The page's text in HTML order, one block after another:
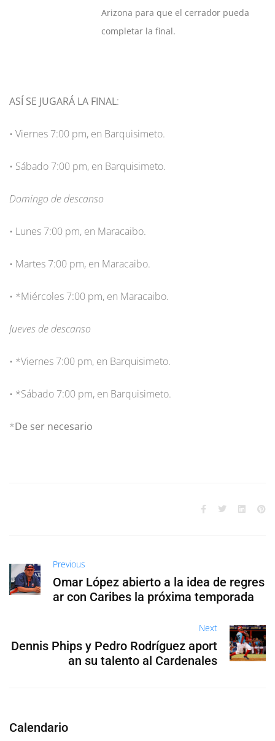
Arizona para que el cerrador pueda
completar la final.
ASÍ SE JUGARÁ LA FINAL:
• Viernes 7:00 pm, en Barquisimeto.
• Sábado 7:00 pm, en Barquisimeto.
Domingo de descanso
• Lunes 7:00 pm, en Maracaibo.
• Martes 7:00 pm, en Maracaibo.
• *Miércoles 7:00 pm, en Maracaibo.
Jueves de descanso
• *Viernes 7:00 pm, en Barquisimeto.
• *Sábado 7:00 pm, en Barquisimeto.
*De ser necesario
Previous
Omar López abierto a la idea de regres
ar con Caribes la próxima temporada
Next
Dennis Phips y Pedro Rodríguez aport
an su talento al Cardenales
Calendario